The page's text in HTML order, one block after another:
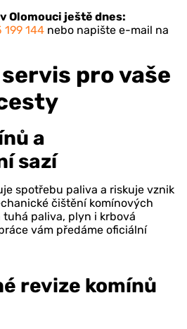
Olomouci ještě dnes:
144 nebo napište e-mail na
pro vaše
a
sazí
spotřebu paliva a riskuje vznik
čištění komínových
paliva, plyn i krbová
vám předáme oficiální
revize komínů